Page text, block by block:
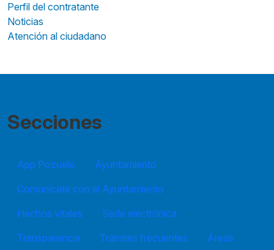
Perfil del contratante
Noticias
Atención al ciudadano
Secciones
App Pozuelo
Ayuntamiento
Comunícate con el Ayuntamiento
Hechos vitales
Sede electrónica
Transparencia
Trámites frecuentes Áreas